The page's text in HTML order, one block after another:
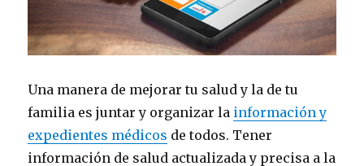
Una manera de mejorar tu salud y la de tu
familia es juntar y organizar la información y
expedientes médicos de todos. Tener
información de salud actualizada y precisa a la